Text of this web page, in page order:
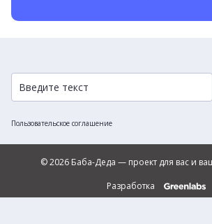
Пользовательское соглашение
© 2026 Баба-Деда — проект для вас и
Разработка